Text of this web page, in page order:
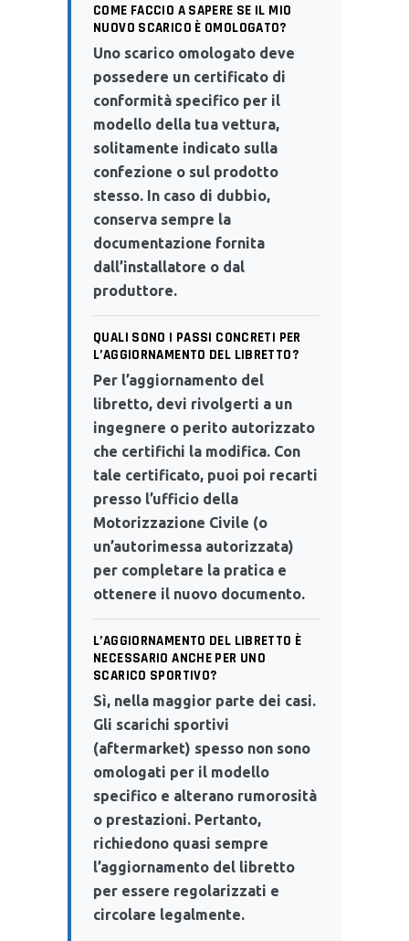
COME FACCIO A SAPERE SE IL MIO
NUOVO SCARICO È OMOLOGATO?
Uno scarico omologato deve
possedere un certificato di
conformità specifico per il
modello della tua vettura,
solitamente indicato sulla
confezione o sul prodotto
stesso. In caso di dubbio,
conserva sempre la
documentazione fornita
dall’installatore o dal
produttore.
QUALI SONO I PASSI CONCRETI PER
L’AGGIORNAMENTO DEL LIBRETTO?
Per l’aggiornamento del
libretto, devi rivolgerti a un
ingegnere o perito autorizzato
che certifichi la modifica. Con
tale certificato, puoi poi recarti
presso l’ufficio della
Motorizzazione Civile (o
un’autorimessa autorizzata)
per completare la pratica e
ottenere il nuovo documento.
L’AGGIORNAMENTO DEL LIBRETTO È
NECESSARIO ANCHE PER UNO
SCARICO SPORTIVO?
Sì, nella maggior parte dei casi.
Gli scarichi sportivi
(aftermarket) spesso non sono
omologati per il modello
specifico e alterano rumorosità
o prestazioni. Pertanto,
richiedono quasi sempre
l’aggiornamento del libretto
per essere regolarizzati e
circolare legalmente.